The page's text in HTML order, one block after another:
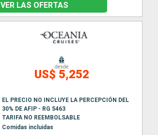
VER LAS OFERTAS
desde
US$ 5,252
EL PRECIO NO INCLUYE LA PERCEPCIÓN DEL
30% DE AFIP - RG 5463
TARIFA NO REEMBOLSABLE
Comidas incluidas